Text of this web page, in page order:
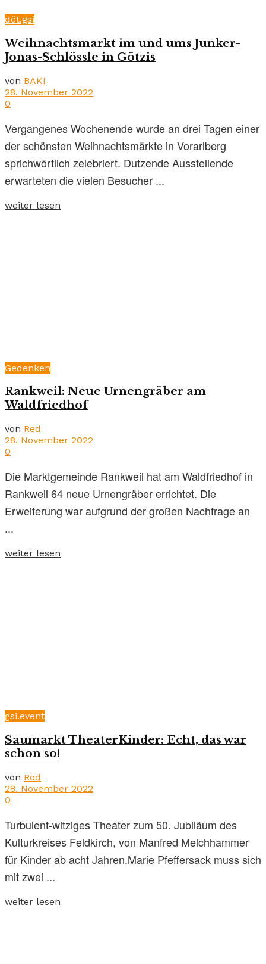
döt.gsi
Weihnachtsmarkt im und ums Junker-
Jonas-Schlössle in Götzis
von BAKI
28. November 2022
0
Vergangenes Wochenende wurde an drei Tagen einer
der schönsten Weihnachtsmärkte in Vorarlberg
sprichwörtlich zelebriert. Dutzende Ausstellende
erwarteten die vielen Besucher ...
weiter lesen
Gedenken
Rankweil: Neue Urnengräber am
Waldfriedhof
von Red
28. November 2022
0
Die Marktgemeinde Rankweil hat am Waldfriedhof in
Rankweil 64 neue Urnengräber errichtet. Die
Erweiterung war aufgrund der großen Nachfrage an
...
weiter lesen
gsi.event
Saumarkt TheaterKinder: Echt, das war
schon so!
von Red
28. November 2022
0
Turbulent-witziges Theater zum 50. Jubiläum des
Kulturkreises Feldkirch, von Manfred Melchhammer
für Kinder ab acht Jahren.Marie Pfeffersack muss sich
mit zwei ...
weiter lesen